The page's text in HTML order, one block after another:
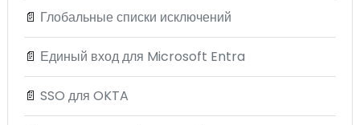
📄 Глобальные списки исключений
📄 Единый вход для Microsoft Entra
📄 SSO для OKTA